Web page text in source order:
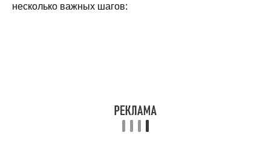
несколько важных шагов: